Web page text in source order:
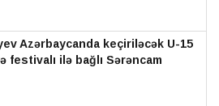
Azərbaycanda keçiriləcək U-15
festivalı ilə bağlı Sərəncam